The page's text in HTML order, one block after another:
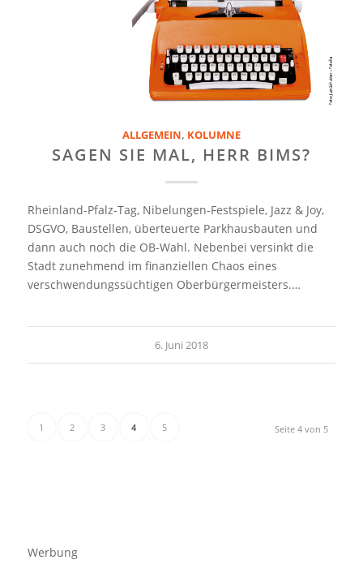
ALLGEMEIN, KOLUMNE
SAGEN SIE MAL, HERR BIMS?
Rheinland-Pfalz-Tag, Nibelungen-Festspiele, Jazz & Joy,
DSGVO, Baustellen, überteuerte Parkhausbauten und
dann auch noch die OB-Wahl. Nebenbei versinkt die
Stadt zunehmend im finanziellen Chaos eines
verschwendungssüchtigen Oberbürgermeisters.…
6. Juni 2018
Seite 4 von 5
1 2 3 4 5
Werbung